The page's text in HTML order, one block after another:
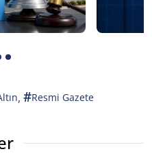
, #Resmi Gazete